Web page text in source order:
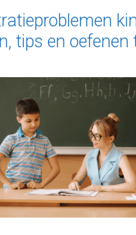
tips en oefenen